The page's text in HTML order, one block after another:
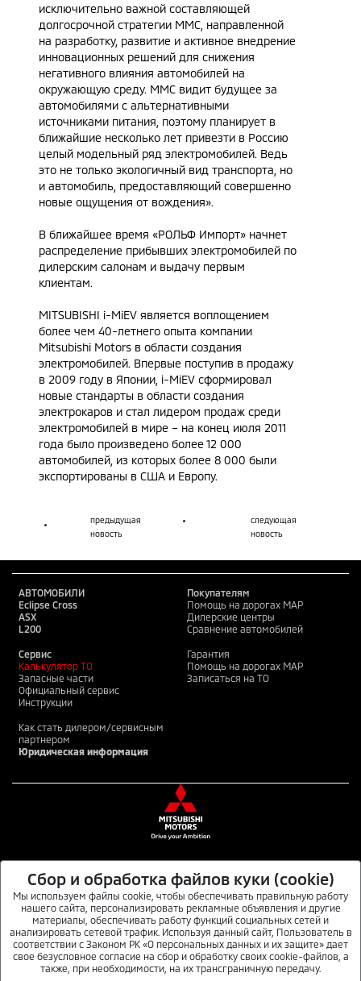
исключительно важной составляющей
долгосрочной стратегии MMC, направленной
на разработку, развитие и активное внедрение
инновационных решений для снижения
негативного влияния автомобилей на
окружающую среду. ММС видит будущее за
автомобилями с альтернативными
источниками питания, поэтому планирует в
ближайшие несколько лет привезти в Россию
целый модельный ряд электромобилей. Ведь
это не только экологичный вид транспорта, но
и автомобиль, предоставляющий совершенно
новые ощущения от вождения».
В ближайшее время «РОЛЬФ Импорт» начнет
распределение прибывших электромобилей по
дилерским салонам и выдачу первым
клиентам.
MITSUBISHI i-MiEV является воплощением
более чем 40-летнего опыта компании
Mitsubishi Motors в области создания
электромобилей. Впервые поступив в продажу
в 2009 году в Японии, i-MiEV сформировал
новые стандарты в области создания
электрокаров и стал лидером продаж среди
электромобилей в мире – на конец июля 2011
года было произведено более 12 000
автомобилей, из которых более 8 000 были
экспортированы в США и Европу.
предыдущая
новость
следующая
новость
АВТОМОБИЛИ
Eclipse Cross
ASX
L200
Покупателям
Помощь на дорогах MAP
Дилерские центры
Сравнение автомобилей
Сервис
Калькулятор ТО
Запасные части
Официальный сервис
Инструкции
Гарантия
Помощь на дорогах MAP
Записаться на ТО
Как стать дилером/сервисным
партнером
Юридическая информация
Данный интернет-сайт носит информационный характер и не является публичной
офертой. Для получения подробной информации обращайтесь в официальные
дилерские центры автомобилей MITSUBISHI или по телефону 8 800 070 7000. © ТОО
«ММС Каз». 2026.
MITSUBISHI MOTORS В СОЦИАЛЬНЫХ СЕТЯХ
Сбор и обработка файлов куки (cookie)
Мы используем файлы cookie, чтобы обеспечивать правильную работу
нашего сайта, персонализировать рекламные объявления и другие
материалы, обеспечивать работу функций социальных сетей и
анализировать сетевой трафик. Используя данный сайт, Пользователь в
соответствии с Законом РК «О персональных данных и их защите» дает
свое безусловное согласие на сбор и обработку своих cookie-файлов, а
также, при необходимости, на их трансграничную передачу.